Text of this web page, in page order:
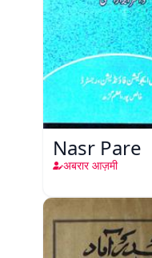
Nasr Pare
अबरार आज़मी